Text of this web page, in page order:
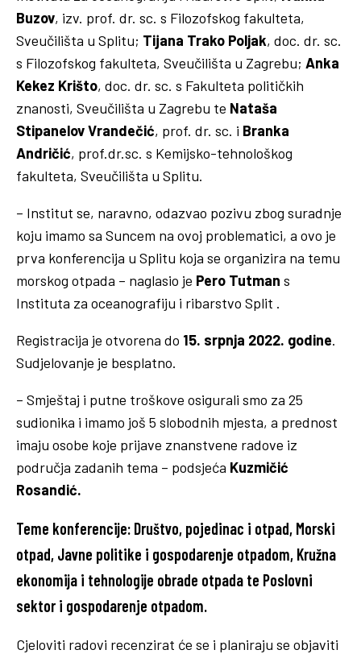
Buzov, izv. prof. dr. sc. s Filozofskog fakulteta,
Sveučilišta u Splitu; Tijana Trako Poljak, doc. dr. sc.
s Filozofskog fakulteta, Sveučilišta u Zagrebu; Anka
Kekez Krišto, doc. dr. sc. s Fakulteta političkih
znanosti, Sveučilišta u Zagrebu te Nataša
Stipanelov Vrandečić, prof. dr. sc. i Branka
Andričić, prof.dr.sc. s Kemijsko-tehnološkog
fakulteta, Sveučilišta u Splitu.
– Institut se, naravno, odazvao pozivu zbog suradnje
koju imamo sa Suncem na ovoj problematici, a ovo je
prva konferencija u Splitu koja se organizira na temu
morskog otpada – naglasio je Pero Tutman s
Instituta za oceanografiju i ribarstvo Split .
Registracija je otvorena do 15. srpnja 2022. godine.
Sudjelovanje je besplatno.
– Smještaj i putne troškove osigurali smo za 25
sudionika i imamo još 5 slobodnih mjesta, a prednost
imaju osobe koje prijave znanstvene radove iz
područja zadanih tema – podsjeća Kuzmičić
Rosandić.
Teme konferencije: Društvo, pojedinac i otpad, Morski
otpad, Javne politike i gospodarenje otpadom, Kružna
ekonomija i tehnologije obrade otpada te Poslovni
sektor i gospodarenje otpadom.
Cjeloviti radovi recenzirat će se i planiraju se objaviti